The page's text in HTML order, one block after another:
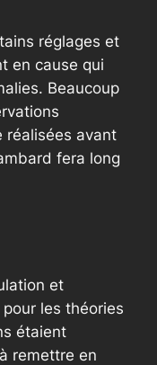
réglages et
en cause qui
Beaucoup
réalisées avant
fera long
et
les théories
étaient
remettre en